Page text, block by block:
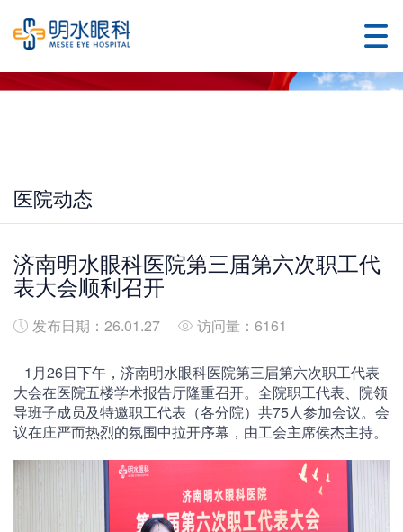
医院动态
济南明水眼科医院第三届第六次职工代
表大会顺利召开
发布日期：26.01.27 访问量：6161
1月26日下午，济南明水眼科医院第三届第六次职工代表
大会在医院五楼学术报告厅隆重召开。全院职工代表、院领
导班子成员及特邀职工代表（各分院）共75人参加会议。会
议在庄严而热烈的氛围中拉开序幕，由工会主席侯杰主持。